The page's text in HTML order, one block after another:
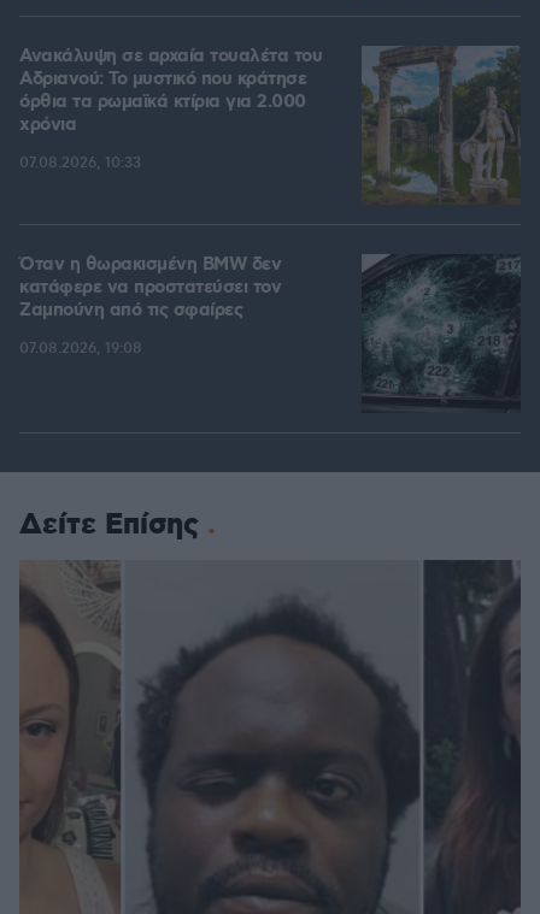
Ανακάλυψη σε αρχαία τουαλέτα του
Αδριανού: Το μυστικό που κράτησε
όρθια τα ρωμαϊκά κτίρια για 2.000
χρόνια
07.08.2026, 10:33
Όταν η θωρακισμένη BMW δεν
κατάφερε να προστατεύσει τον
Ζαμπούνη από τις σφαίρες
07.08.2026, 19:08
Δείτε Επίσης